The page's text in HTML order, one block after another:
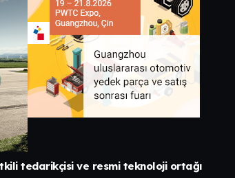
tedarikçisi ve resmi teknoloji ortağı